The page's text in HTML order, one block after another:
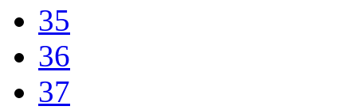
35
36
37